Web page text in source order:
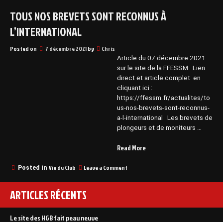
TOUS NOS BREVETS SONT RECONNUS À
L’INTERNATIONAL
Posted on 7 décembre 2021by Chris
Article du 07 décembre 2021
sur le site de la FFESSM Lien
direct et article complet en
cliquant ici :
https://ffessm.fr/actualites/to
us-nos-brevets-sont-reconnus-
a-l-international Les brevets de
plongeurs et de moniteurs …
Read More“Tous
l’international”
Posted in Vie du Club Leave a Comment
nos
reconnus
ARTICLES RÉCENTS
Le site des HGB fait peau neuve